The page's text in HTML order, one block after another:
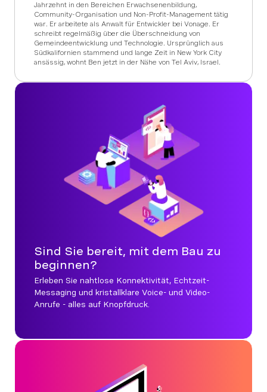
Jahrzehnt in den Bereichen Erwachsenenbildung,
Community-Organisation und Non-Profit-Management tätig
war. Er arbeitete als Anwalt für Entwickler bei Vonage. Er
schreibt regelmäßig über die Überschneidung von
Gemeindeentwicklung und Technologie. Ursprünglich aus
Südkalifornien stammend und lange Zeit in New York City
ansässig, wohnt Ben jetzt in der Nähe von Tel Aviv, Israel.
Sind Sie bereit, mit dem Bau zu
beginnen?
Erleben Sie nahtlose Konnektivität, Echtzeit-
Messaging und kristallklare Voice- und Video-
Anrufe - alles auf Knopfdruck.